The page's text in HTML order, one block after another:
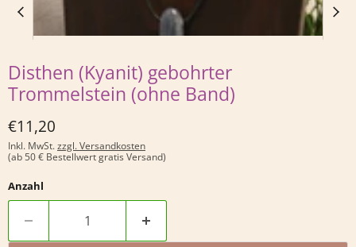
Disthen (Kyanit) gebohrter
Trommelstein (ohne Band)
Derzeitiger Preis
€11,20
Inkl. MwSt.zzgl. Versandkosten
(ab 50 € Bestellwert gratis Versand)
Anzahl